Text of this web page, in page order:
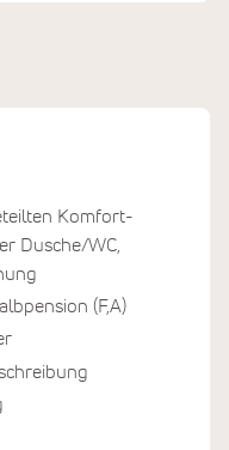
Komfort-
Dusche/WC,
(F,A)